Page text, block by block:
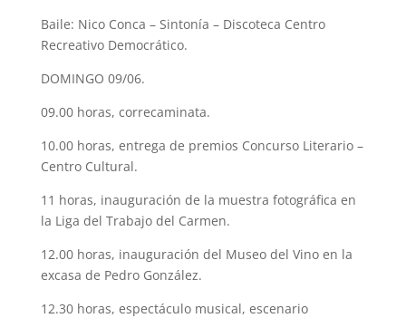
Baile: Nico Conca – Sintonía – Discoteca Centro
Recreativo Democrático.
DOMINGO 09/06.
09.00 horas, correcaminata.
10.00 horas, entrega de premios Concurso Literario –
Centro Cultural.
11 horas, inauguración de la muestra fotográfica en
la Liga del Trabajo del Carmen.
12.00 horas, inauguración del Museo del Vino en la
excasa de Pedro González.
12.30 horas, espectáculo musical, escenario